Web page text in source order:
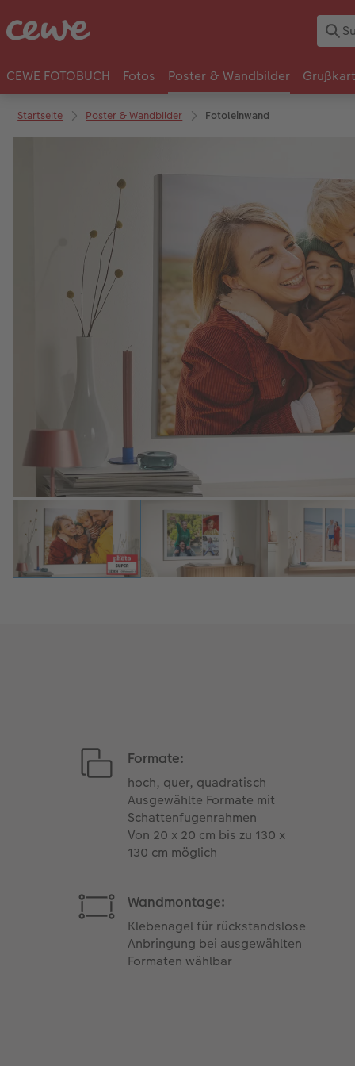
CEWE FOTOBUCH Fotos Poster & Wandbilder
Startseite Poster & Wandbilder Fotoleinwand
Formate:
hoch, quer, quadratisch
Ausgewählte Formate mit
Schattenfugenrahmen
Von 20 x 20 cm bis zu 130 x
130 cm möglich
Wandmontage:
Klebenagel für rückstandslose
Anbringung bei ausgewählten
Formaten wählbar